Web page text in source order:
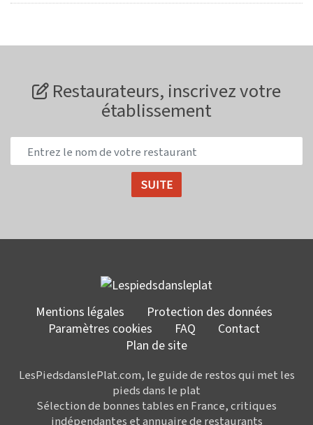
Restaurateurs, inscrivez votre
établissement
Mentions légales
Protection des données
Paramètres cookies
FAQ
Contact
Plan de site
LesPiedsdanslePlat.com, le guide de restos qui met les
pieds dans le plat
Sélection de bonnes tables en France, critiques
indépendantes et annuaire de restaurants